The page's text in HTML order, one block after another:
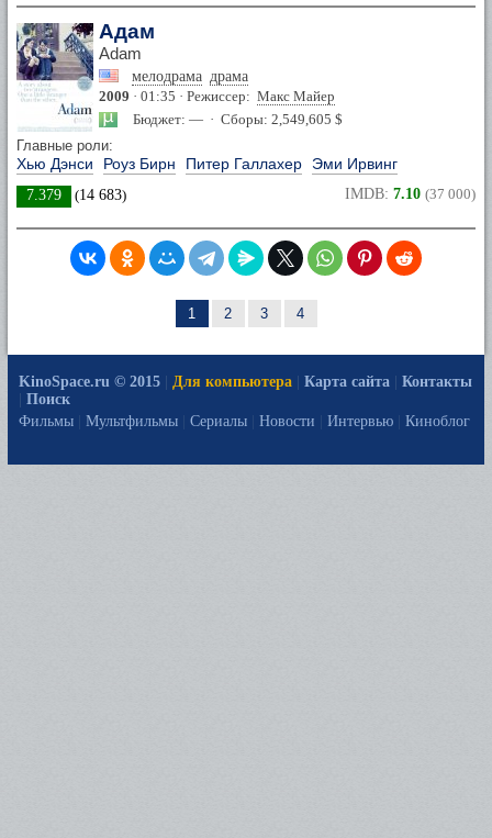
Адам
Adam
мелодрама драма
2009 · 01:35 · Режиссер: Макс Майер
Бюджет: — · Сборы: 2,549,605 $
Главные роли:
Хью Дэнси Роуз Бирн Питер Галлахер Эми Ирвинг
7.379 (14 683) IMDB: 7.10 (37 000)
1 2 3 4
KinoSpace.ru © 2015 Для компьютера Карта сайта
Контакты
Поиск
Фильмы
Мультфильмы Сериалы Новости Интервью Киноблог